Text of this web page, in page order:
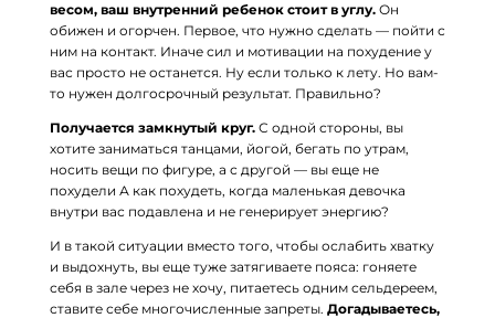
весом, ваш внутренний ребенок стоит в углу. Он
обижен и огорчен. Первое, что нужно сделать — пойти с
ним на контакт. Иначе сил и мотивации на похудение у
вас просто не останется. Ну если только к лету. Но вам-
то нужен долгосрочный результат. Правильно?
Получается замкнутый круг.С одной стороны, вы
хотите заниматься танцами, йогой, бегать по утрам,
носить вещи по фигуре, а с другой — вы еще не
похудели А как похудеть, когда маленькая девочка
внутри вас подавлена и не генерирует энергию?
И в такой ситуации вместо того, чтобы ослабить хватку
и выдохнуть, вы еще туже затягиваете пояса: гоняете
себя в зале через не хочу, питаетесь одним сельдереем,
ставите себе многочисленные запреты. Догадываетесь,